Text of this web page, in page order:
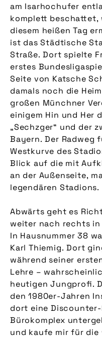
am Isarhochufer
komplett beschattet,
diesem heißen Tag
ist das Städtische
Straße. Dort spielte
erstes
Seite von Katsche
damals noch die
großen Münchner
einigem Hin und Her
„Sechzger“ und der
Bayern. Der Radweg
Westkurve des
Blick auf die mit
an der Außenseite,
legendären Stadions.
Abwärts geht es
weiter nach rechts in
In Hausnummer 38
Karl Thiemig. Dort
während seiner
Lehre –
heutigen Jungprofi.
den 1980er-Jahren
dort eine
Bürokomplex
und kaufe mir für die